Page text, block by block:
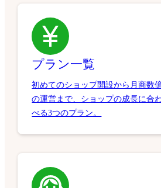
プラン一覧
初めてのショップ開設から月商数
の運営まで、ショップの成長に合
べる3つのプラン。